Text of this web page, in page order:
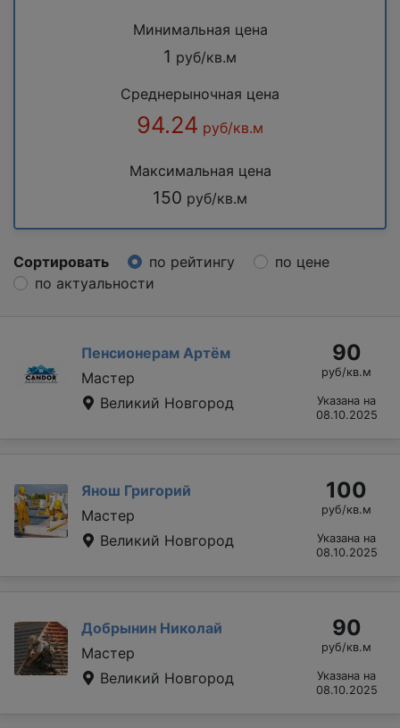
Минимальная цена
1 руб/кв.м
Среднерыночная цена
94.24 руб/кв.м
Максимальная цена
150 руб/кв.м
Сортировать по рейтингу
по цене
по актуальности
Пенсионерам Артём
Мастер
Великий Новгород
90
руб/кв.м
Указана на
08.10.2025
Янош Григорий
Мастер
Великий Новгород
100
руб/кв.м
Указана на
08.10.2025
Добрынин Николай
Мастер
Великий Новгород
90
руб/кв.м
Указана на
08.10.2025